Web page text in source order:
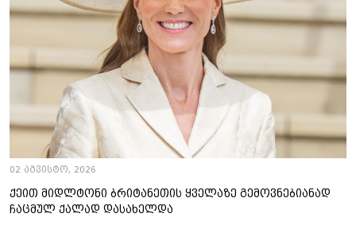
02 აგვისტო, 2026
ქეით მიდლტონი ბრიტანეთის ყველაზე გემოვნებიანად
ჩაცმულ ქალად დასახელდა